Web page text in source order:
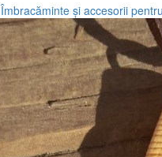
Îmbracăminte și accesorii